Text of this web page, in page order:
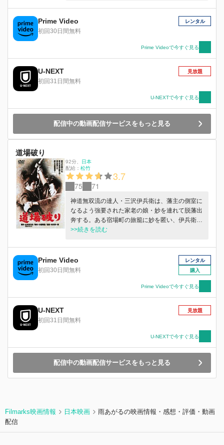
の作業から藩の秘め事を知ることになる秋谷が逃
亡せぬよう監視せよとの藩命を受け、幽閉中の秋
谷の見張り役として、秋谷の妻・織江（原田美枝
晴登）と生活をともにし始める。 切腹という過
酷な運命が待っているにもかかわらず、一日一日
を大切に、淡々と家譜づくりに勤しむ秋谷。夫に
深い愛情と信頼を寄せ、家族に尽くしながら穏や
かに日々を過ごす、妻の織江。そんな両親の背中
を見ながら、必死に強い心で生きようとする薫と
族の姿に感銘を受けた庄三郎は、秋谷が切腹に追
い込まれた事件に疑問を抱き、彼を救うべく、真
相を探り始める。 やがて庄三郎は、事件の真実
運命とは…。
Prime Video
初回30日間無料
レンタル
Prime Videoで今すぐ見る
U-NEXT
初回31日間無料
見放題
U-NEXTで今すぐ見る
配信中の動画配信サービスをもっと見る
道場破り
92分
日本
配給： 松竹
3.7
75 71
神道無双流の達人・三沢伊兵衛は、藩主の側室に
なるよう強要された家老の娘・妙を連れて脱藩出
奔する。ある宿場町の旅籠に妙を匿い、伊兵衛は
木賃宿に潜むが、関所を抜けるためには十両の賄
破りで金を稼ぐが…。
>>続きを読む
Prime Video
初回30日間無料
レンタル
購入
Prime Videoで今すぐ見る
U-NEXT
初回31日間無料
見放題
U-NEXTで今すぐ見る
配信中の動画配信サービスをもっと見る
Filmarks映画情報 日本映画
雨あがるの映画情報・感想・評価・動画
配信